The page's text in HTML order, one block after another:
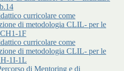
curricolare come
di metodologia CLIL- per le
1F
curricolare come
di metodologia CLIL- per le
1I-1L
di Mentoring e di